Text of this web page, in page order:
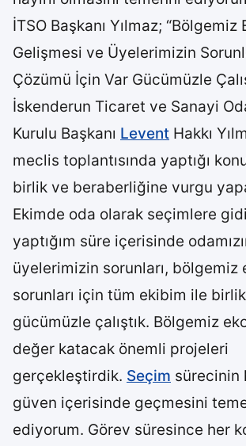
İTSO Başkanı Yılmaz;
Gelişmesi ve Üyelerimizin
Çözümü İçin Var Gücümüzle
İskenderun Ticaret ve Sanayi
Kurulu Başkanı Levent Hakkı
meclis toplantısında yaptığı
birlik ve beraberliğine vurgu
Ekimde oda olarak seçimlere
yaptığım süre içerisinde
üyelerimizin sorunları, bölgemiz
sorunları için tüm ekibim ile
gücümüzle çalıştık. Bölgemiz
değer katacak önemli projeleri
gerçekleştirdik. Seçim sürecinin
güven içerisinde geçmesini
ediyorum. Görev süresince her